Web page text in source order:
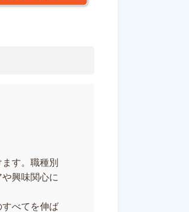
す。職種別
興味関心に
べてを伸ば